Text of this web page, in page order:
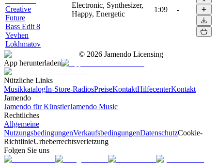
Creative
Future
Bass Edit 8
Yevhen
Lokhmatov
Electronic, Synthesizer,
Happy, Energetic
1:09 -
© 2026 Jamendo Licensing
App herunterladen
Nützliche Links
MusikkatalogIn-Store-RadiosPreiseKontaktHilfecenterKontakt
Jamendo
Jamendo für KünstlerJamendo Music
Rechtliches
Allgemeine
NutzungsbedingungenVerkaufsbedingungenDatenschutzCookie-
RichtlinieUrheberrechtsverletzung
Folgen Sie uns